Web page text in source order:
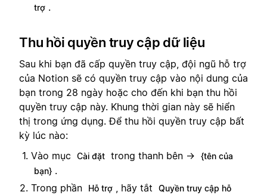
trợ .
Thu hồi quyền truy cập dữ liệu
Sau khi bạn đã cấp quyền truy cập, đội ngũ hỗ trợ
của Notion sẽ có quyền truy cập vào nội dung của
bạn trong 28 ngày hoặc cho đến khi bạn thu hồi
quyền truy cập này. Khung thời gian này sẽ hiển
thị trong ứng dụng. Để thu hồi quyền truy cập bất
kỳ lúc nào:
Vào mục
Cài đặt trong thanh bên →
{tên của
bạn} .
Trong phần
Hỗ trợ , hãy tắt
Quyền truy cập hỗ